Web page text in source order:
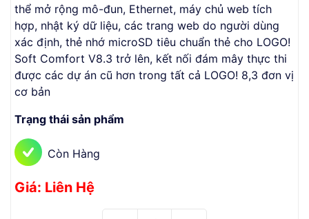
thể mở rộng mô-đun, Ethernet, máy chủ web tích
hợp, nhật ký dữ liệu, các trang web do người dùng
xác định, thẻ nhớ microSD tiêu chuẩn thẻ cho LOGO!
Soft Comfort V8.3 trở lên, kết nối đám mây thực thi
được các dự án cũ hơn trong tất cả LOGO! 8,3 đơn vị
cơ bản
Trạng thái sản phẩm
Còn Hàng
Giá: Liên Hệ